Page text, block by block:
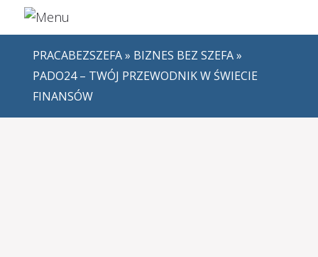
PRACABEZSZEFA» BIZNES BEZ SZEFA»
PADO24 – TWÓJ PRZEWODNIK W ŚWIECIE
FINANSÓW